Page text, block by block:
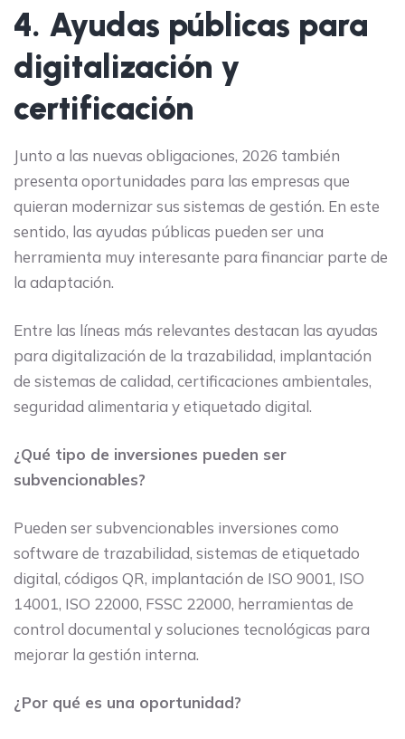
4. Ayudas públicas para
digitalización y
certificación
Junto a las nuevas obligaciones, 2026 también
presenta oportunidades para las empresas que
quieran modernizar sus sistemas de gestión. En este
sentido, las ayudas públicas pueden ser una
herramienta muy interesante para financiar parte de
la adaptación.
Entre las líneas más relevantes destacan las ayudas
para digitalización de la trazabilidad, implantación
de sistemas de calidad, certificaciones ambientales,
seguridad alimentaria y etiquetado digital.
¿Qué tipo de inversiones pueden ser
subvencionables?
Pueden ser subvencionables inversiones como
software de trazabilidad, sistemas de etiquetado
digital, códigos QR, implantación de ISO 9001, ISO
14001, ISO 22000, FSSC 22000, herramientas de
control documental y soluciones tecnológicas para
mejorar la gestión interna.
¿Por qué es una oportunidad?